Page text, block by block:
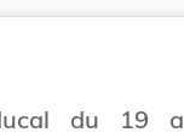
du 19